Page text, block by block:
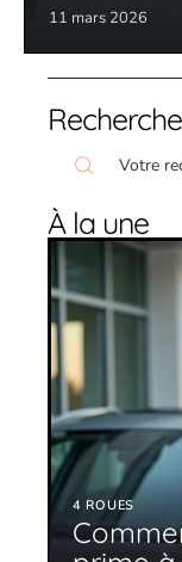
11 mars 2026
Recherche
À la une
4 ROUES